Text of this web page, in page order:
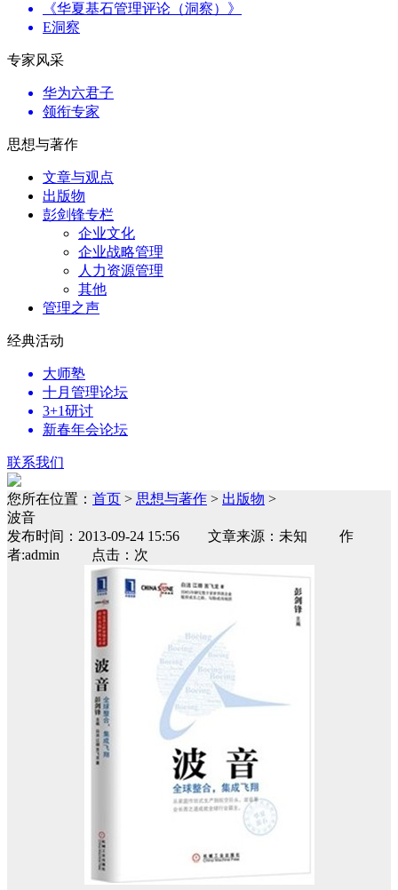
《华夏基石管理评论（洞察）》
E洞察
专家风采
华为六君子
领衔专家
思想与著作
文章与观点
出版物
彭剑锋专栏
企业文化
企业战略管理
人力资源管理
其他
管理之声
经典活动
大师塾
十月管理论坛
3+1研讨
新春年会论坛
联系我们
您所在位置： 首页 > 思想与著作 > 出版物 >
波音
发布时间：2013-09-24 15:56 文章来源：未知 作
者:admin 点击：次